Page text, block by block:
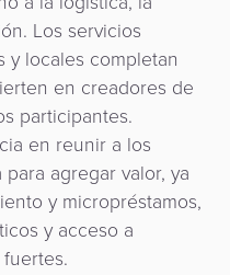
Los servicios
y locales completan
en creadores de
participantes.
en reunir a los
agregar valor, ya
y micropréstamos,
y acceso a